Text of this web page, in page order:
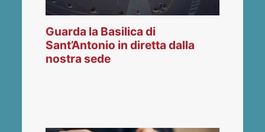
Guarda la Basilica di
Sant’Antonio in diretta dalla
nostra sede